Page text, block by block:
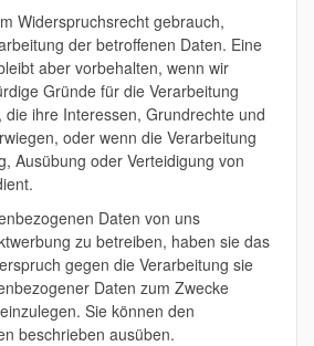
Widerspruchsrecht gebrauch,
der betroffenen Daten. Eine
aber vorbehalten, wenn wir
Gründe für die Verarbeitung
die ihre Interessen, Grundrechte und
oder wenn die Verarbeitung
Ausübung oder Verteidigung von
Daten von uns
zu betreiben, haben sie das
gegen die Verarbeitung sie
Daten zum Zwecke
Sie können den
beschrieben ausüben.